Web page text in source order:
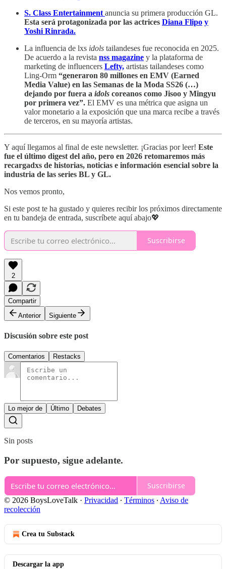
S. Class Entertainment anuncia su primera producción GL.
Esta será protagonizada por las actrices Diana Flipo y
Yoshi Rinrada.
La influencia de lxs idols tailandeses fue reconocida en 2025.
De acuerdo a la revista nss magazine y la plataforma de
marketing de influencers Lefty, artistas tailandeses como
Ling-Orm “generaron 80 millones en EMV (Earned
Media Value) en las Semanas de la Moda SS26 (…)
dejando por fuera a idols coreanos como Jisoo y Mingyu
por primera vez”. El EMV es una métrica que asigna un
valor monetario a la exposición que una marca recibe a través
de terceros, en su mayoría artistas.
Y aquí llegamos al final de este newsletter. ¡Gracias por leer! Este
fue el último digest del año, pero en 2026 retomaremos más
recargadxs de historias, noticias e información esencial sobre la
industria de las series BL y GL.
Nos vemos pronto,
Si este post te ha gustado y quieres recibir los próximos directamente
en tu bandeja de entrada, suscríbete aquí abajo💖
Suscribirse
2
Compartir
Anterior
Siguiente
Discusión sobre este post
Comentarios Restacks
Lo mejor de Último Debates
Sin posts
Por supuesto, sigue adelante.
Suscribirse
© 2026 BoysLoveTalk · Privacidad ∙ Términos ∙ Aviso de
recolección
Crea tu Substack
Descargar la app